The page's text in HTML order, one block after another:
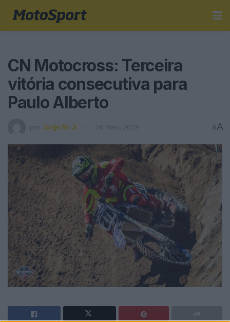
CN Motocross: Terceira
vitória consecutiva para
Paulo Alberto
por Jorge Ró Jr. 26 Maio, 2019 AA